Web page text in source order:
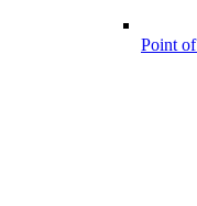
Point